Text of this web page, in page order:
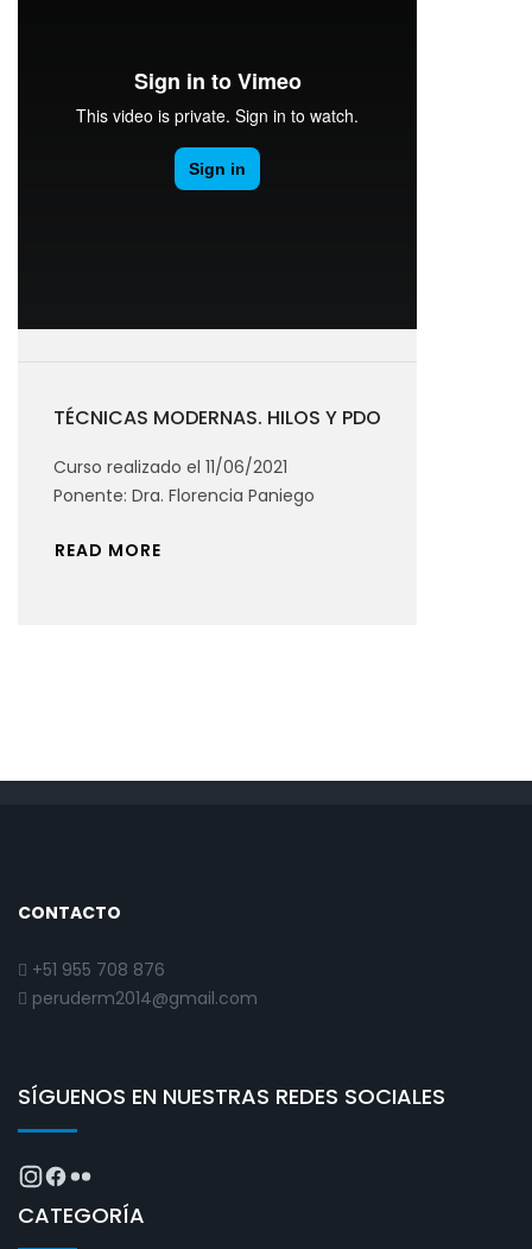
TÉCNICAS MODERNAS. HILOS Y PDO
Curso realizado el 11/06/2021
Ponente: Dra. Florencia Paniego
READ MORE
CONTACTO
+51 955 708 876
peruderm2014@gmail.com
SÍGUENOS EN NUESTRAS REDES SOCIALES
CATEGORÍA